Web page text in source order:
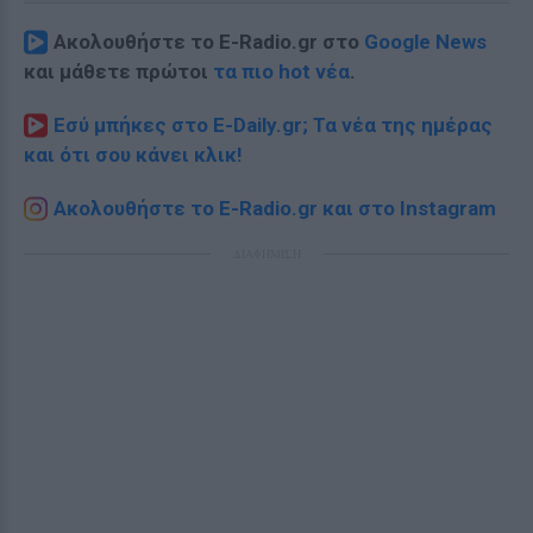
Ακολουθήστε το E-Radio.gr στο Google News
και μάθετε πρώτοι τα πιο hot νέα.
Εσύ μπήκες στο E-Daily.gr; Τα νέα της ημέρας
και ότι σου κάνει κλικ!
Ακολουθήστε το E-Radio.gr και στο Instagram